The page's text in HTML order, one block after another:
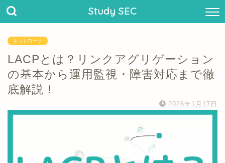
Study SEC
ネットワーク
LACPとは？リンクアグリゲーション
の基本から運用監視・障害対応まで徹
底解説！
2026年1月17日